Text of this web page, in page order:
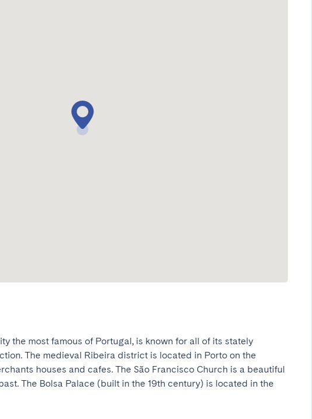
the most famous of Portugal, is known for all of its stately
The medieval Ribeira district is located in Porto on the
houses and cafes. The São Francisco Church is a beautiful
The Bolsa Palace (built in the 19th century) is located in the